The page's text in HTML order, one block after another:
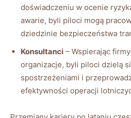
doświadczeniu w ocenie
awarie, byli ⁣piloci mogą
dziedzinie bezpieczeństwa
Konsultanci – Wspierając
organizacje, byli piloci dzielą
spostrzeżeniami i
efektywności⁣ operacji